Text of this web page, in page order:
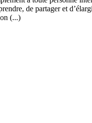
de partager et
(...)